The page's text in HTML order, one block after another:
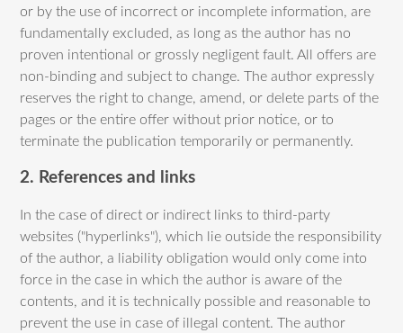
or by the use of incorrect or incomplete information, are
fundamentally excluded, as long as the author has no
proven intentional or grossly negligent fault. All offers are
non-binding and subject to change. The author expressly
reserves the right to change, amend, or delete parts of the
pages or the entire offer without prior notice, or to
terminate the publication temporarily or permanently.
2. References and links
In the case of direct or indirect links to third-party
websites ("hyperlinks"), which lie outside the responsibility
of the author, a liability obligation would only come into
force in the case in which the author is aware of the
contents, and it is technically possible and reasonable to
prevent the use in case of illegal content. The author